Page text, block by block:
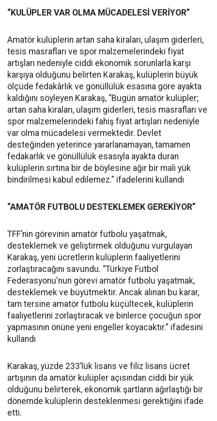
“KULÜPLER VAR OLMA MÜCADELESİ VERİYOR”
Amatör kulüplerin artan saha kiraları, ulaşım giderleri,
tesis masrafları ve spor malzemelerindeki fiyat
artışları nedeniyle ciddi ekonomik sorunlarla karşı
karşıya olduğunu belirten Karakaş, kulüplerin büyük
ölçüde fedakârlık ve gönüllülük esasına göre ayakta
kaldığını söyleyen Karakaş, “Bugün amatör kulüpler;
artan saha kiraları, ulaşım giderleri, tesis masrafları ve
spor malzemelerindeki fahiş fiyat artışları nedeniyle
var olma mücadelesi vermektedir. Devlet
desteğinden yeterince yararlanamayan, tamamen
fedakarlık ve gönüllülük esasıyla ayakta duran
kulüplerin sırtına bir de böylesine ağır bir mali yük
bindirilmesi kabul edilemez.” ifadelerini kullandı
“AMATÖR FUTBOLU DESTEKLEMEK GEREKİYOR”
TFF’nin görevinin amatör futbolu yaşatmak,
desteklemek ve geliştirmek olduğunu vurgulayan
Karakaş, yeni ücretlerin kulüplerin faaliyetlerini
zorlaştıracağını savundu. “Türkiye Futbol
Federasyonu'nun görevi amatör futbolu yaşatmak,
desteklemek ve büyütmektir. Ancak alınan bu karar,
tam tersine amatör futbolu küçültecek, kulüplerin
faaliyetlerini zorlaştıracak ve binlerce çocuğun spor
yapmasının önüne yeni engeller koyacaktır.” ifadesini
kullandı
Karakaş, yüzde 233’lük lisans ve filiz lisans ücret
artışının da amatör kulüpler açısından ciddi bir yük
olduğunu belirterek, ekonomik şartların ağırlaştığı bir
dönemde kulüplerin desteklenmesi gerektiğini ifade
etti.